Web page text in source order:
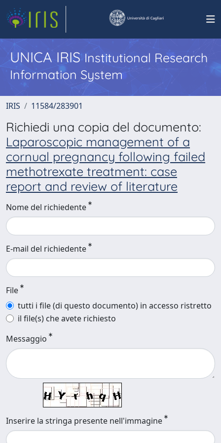
UNICA IRISInstitutional Research
Information System
IRIS 11584/283901
Richiedi una copia del documento:
Laparoscopic management of a
cornual pregnancy following failed
methotrexate treatment: case
report and review of literature
Nome del richiedente
E-mail del richiedente
File
tutti i file (di questo documento) in accesso ristretto
il file(s) che avete richiesto
Messaggio
Inserire la stringa presente nell'immagine